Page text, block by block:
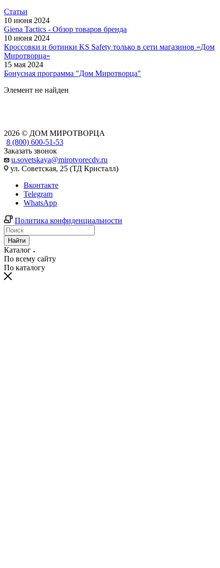
Статьи
10 июня 2024
Giena Tactics - Обзор товаров бренда
10 июня 2024
Кроссовки и ботинки KS Safety только в сети магазинов «Дом
Миротворца»
15 мая 2024
Бонусная программа "Дом Миротворца"
Элемент не найден
2026 © ДОМ МИРОТВОРЦА
8 (800) 600-51-53
Заказать звонок
u.sovetskaya@mirotvorecdv.ru
ул. Советская, 25 (ТД Кристалл)
Вконтакте
Telegram
WhatsApp
Политика конфиденциальности
Найти
Каталог
По всему сайту
По каталогу